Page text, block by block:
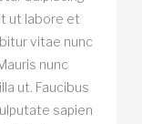
ut labore et
vitae nunc
nunc
ut. Faucibus
sapien